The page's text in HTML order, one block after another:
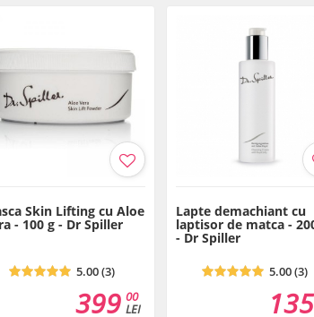
Potassium Phosphate, Phenoxyethanol,
: 6 luni de la
Plan de tratament
Tratament de Lifting
Skin Lifting cu Aloe
- 100 g - Dr Spiller
5.00 (3)
00
LEI
399
Lapte demachiant cu
laptisor de matca -
- Dr Spiller
5.00 (3)
135